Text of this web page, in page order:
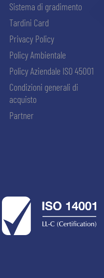
Sistema di gradimento
Tardini Card
Privacy Policy
Policy Ambientale
Policy Aziendale ISO 45001
Condizioni generali di
acquisto
Partner